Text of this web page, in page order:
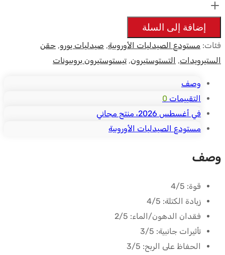
-
100mg/ml
10ml
-
Pharmacies
إضافة إلى السلة
فئات: مستودع الصيدليات الأوروبية, صيدليات يورو, حقن
الستيرويدات, التستوستيرون, تيستوستيرون بروبيونات
وصف
التقييمات 0
في أغسطس 2026، منتج مجاني
مستودع الصيدليات الأوروبية
وصف
قوة: 4/5
زيادة الكتلة: 4/5
فقدان الدهون/الماء: 2/5
تأثيرات جانبية: 3/5
الحفاظ على الربح: 3/5